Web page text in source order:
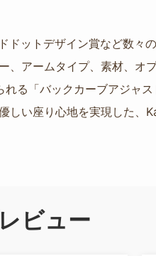
ットデザイン賞など数々
アームタイプ、素材、オ
る「バックカーブアジャ
しい座り心地を実現した、
ビュー